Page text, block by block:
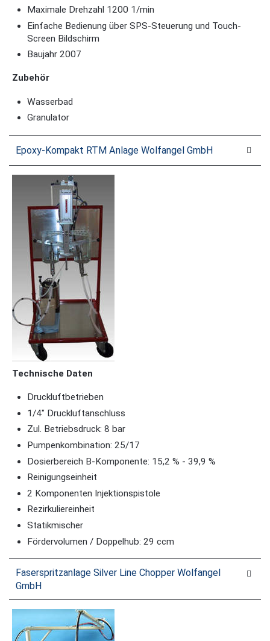
Maximale Drehzahl 1200 1/min
Einfache Bedienung über SPS-Steuerung und Touch-
Screen Bildschirm
Baujahr 2007
Zubehör
Wasserbad
Granulator
Epoxy-Kompakt RTM Anlage Wolfangel GmbH
Technische Daten
Druckluftbetrieben
1/4" Druckluftanschluss
Zul. Betriebsdruck: 8 bar
Pumpenkombination: 25/17
Dosierbereich B-Komponente: 15,2 % - 39,9 %
Reinigungseinheit
2 Komponenten Injektionspistole
Rezirkuliereinheit
Statikmischer
Fördervolumen / Doppelhub: 29 ccm
Faserspritzanlage Silver Line Chopper Wolfangel
GmbH